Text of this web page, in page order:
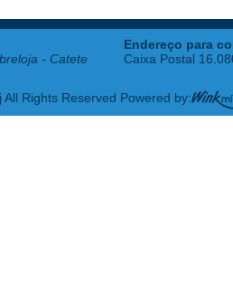
- Catete
Endereço para
Caixa Postal
Rights Reserved Powered by: